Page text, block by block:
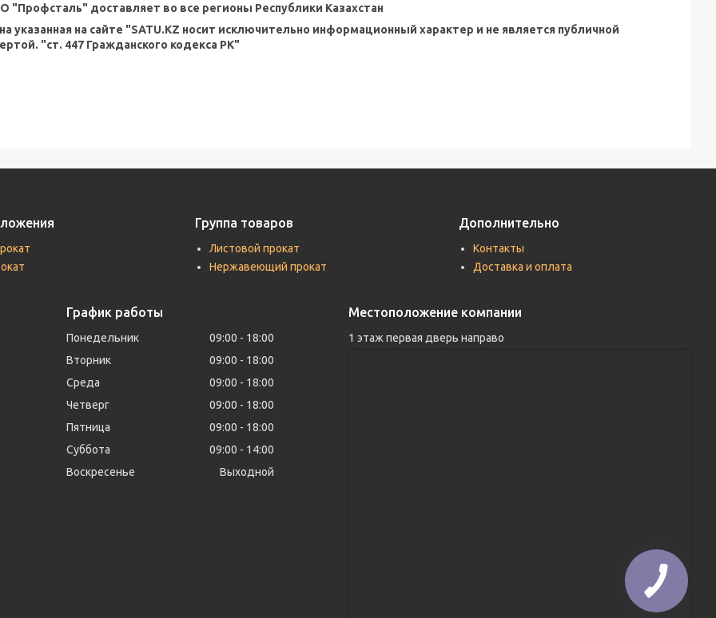
"Профсталь" доставляет во все регионы Республики Казахстан
указанная на сайте "SATU.KZ носит исключительно информационный характер и не является публичной
"ст. 447 Гражданского кодекса РК"
Группа товаров
Листовой прокат
Нержавеющий прокат
Дополнительно
Контакты
Доставка и оплата
График работы
Понедельник 09:00
18:00
Вторник
09:00
18:00
Среда
09:00
18:00
Четверг
09:00
18:00
Пятница
09:00
18:00
Суббота
09:00
14:00
Воскресенье
Выходной
Местоположение компании
1 этаж первая дверь направо